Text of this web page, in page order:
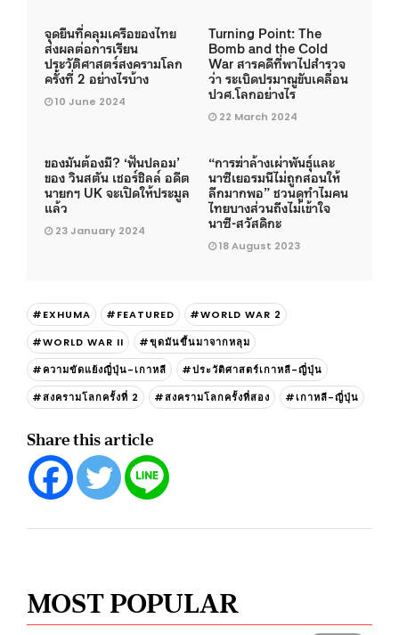
จุดยืนที่คลุมเครือของไทย
ส่งผลต่อการเรียน
ประวัติศาสตร์สงครามโลก
ครั้งที่ 2 อย่างไรบ้าง
10 June 2024
Turning Point: The
Bomb and the Cold
War สารคดีที่พาไปสำรวจ
ว่า ระเบิดปรมาณูขับเคลื่อน
ปวศ.โลกอย่างไร
22 March 2024
ของมันต้องมี? ‘ฟันปลอม’
ของ วินสตัน เชอร์ชิลล์ อดีต
นายกฯ UK จะเปิดให้ประมูล
แล้ว
23 January 2024
“การฆ่าล้างเผ่าพันธุ์และ
นาซีเยอรมนีไม่ถูกสอนให้
ลึกมากพอ” ชวนดูทำไมคน
ไทยบางส่วนถึงไม่เข้าใจ
นาซี-สวัสดิกะ
18 August 2023
#EXHUMA #FEATURED
#WORLD WAR 2
#WORLD WAR II
#ขุดมันขึ้นมาจากหลุม
#ความขัดแย้งญี่ปุ่น-เกาหลี
#ประวัติศาสตร์เกาหลี-ญี่ปุ่น
#สงครามโลกครั้งที่ 2
#สงครามโลกครั้งที่สอง #เกาหลี-ญี่ปุ่น
Share this article
MOST POPULAR